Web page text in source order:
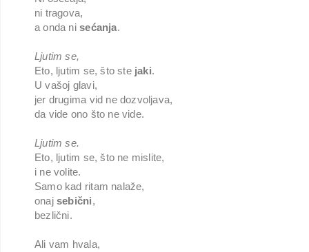
ni tragova,
a onda nisećanja.
Ljutim se,
Eto, ljutim se, što ste jaki.
U vašoj glavi,
jer drugima vid ne dozvoljava,
da vide ono što ne vide.
Ljutim se.
Eto, ljutim se, što ne mislite,
i ne volite.
Samo kad ritam nalaže,
onajsebični,
bezlični.
Ali vam hvala,